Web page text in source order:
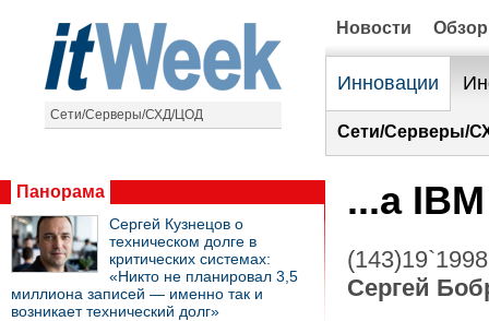
Сети/Серверы/СХД/ЦОД
Новости
Инновации
Сети/Серверы/
Панорама
Сергей Кузнецов о
техническом долге в
критических системах:
«Никто не планировал 3,5
миллиона записей — именно так и
возникает технический долг»
...а
(143)19`1998
Сергей